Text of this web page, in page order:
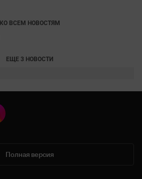
КО ВСЕМ НОВОСТЯМ
ЕЩЕ 3 НОВОСТИ
Полная версия